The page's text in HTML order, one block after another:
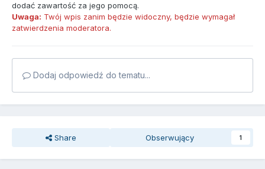
dodać zawartość za jego pomocą.
Uwaga: Twój wpis zanim będzie widoczny, będzie wymagał
zatwierdzenia moderatora.
Dodaj odpowiedź do tematu...
Share Obserwujący 1